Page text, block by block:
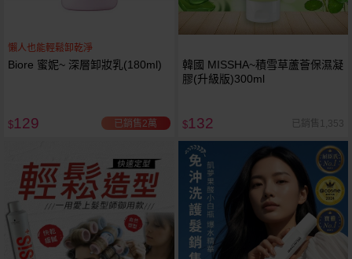
懶人也能輕鬆卸乾淨
Biore 蜜妮~ 深層卸妝乳(180ml)
$129 已銷售2萬
韓國 MISSHA~積雪草蘆薈保濕凝
膠(升級版)300ml
$132 已銷售1,353